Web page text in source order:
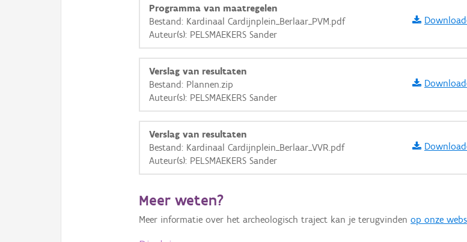
+ −
OSM-Basiskaart
Ortho
Programma van maatregelen
Bestand: Kardinaal Cardijnplein_Berlaar_PVM.pdf
Auteur(s): PELSMAEKERS Sander
Verslag van resultaten
Bestand: Plannen.zip
Auteur(s): PELSMAEKERS Sander
Verslag van resultaten
Bestand: Kardinaal Cardijnplein_Berlaar_VVR.pdf
Auteur(s): PELSMAEKERS Sander
Meer weten?
Meer informatie over het archeologisch traject kan je terugvindenop onze